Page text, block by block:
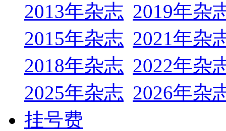
2013年杂志 2019年杂
2015年杂志 2021年杂
2018年杂志 2022年杂
2025年杂志 2026年杂
挂号费